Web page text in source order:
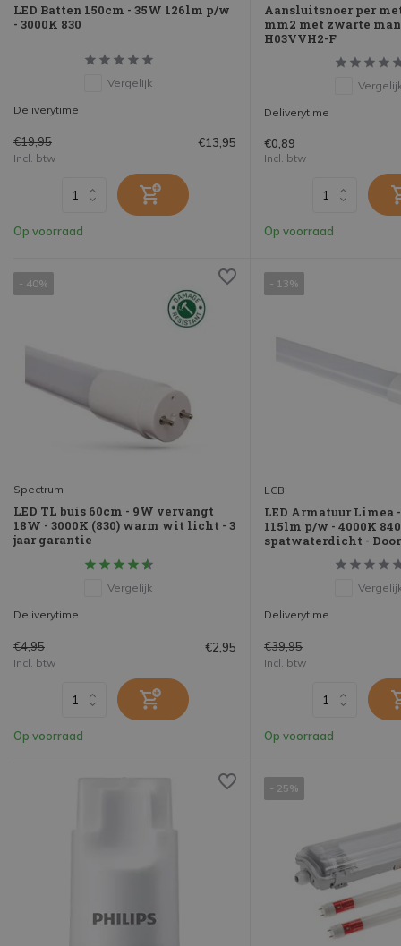
LED Batten 150cm - 35W 126lm p/w
- 3000K 830
Vergelijk
Deliverytime
€19,95 €13,95
Incl. btw
Op voorraad
Aansluitsnoer per
mm2 met zwarte
H03VVH2-F
Deliverytime
€0,89
Incl. btw
Op voorraad
- 40%
Spectrum
LED TL buis 60cm - 9W vervangt
18W - 3000K (830) warm wit licht - 3
jaar garantie
Vergelijk
Deliverytime
€4,95 €2,95
Incl. btw
Op voorraad
- 13%
LCB
LED Armatuur Limea
115lm p/w - 4000K
spatwaterdicht -
Deliverytime
€39,95
Incl. btw
Op voorraad
- 25%